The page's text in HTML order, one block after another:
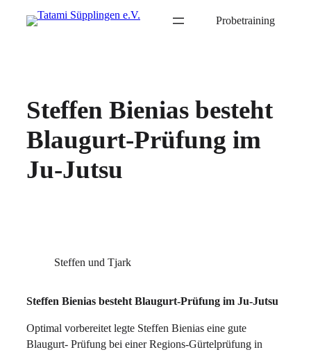
Probetraining
Steffen Bienias besteht
Blaugurt-Prüfung im
Ju-Jutsu
Steffen und Tjark
Steffen Bienias besteht Blaugurt-Prüfung im Ju-Jutsu
Optimal vorbereitet legte Steffen Bienias eine gute
Blaugurt- Prüfung bei einer Regions-Gürtelprüfung in